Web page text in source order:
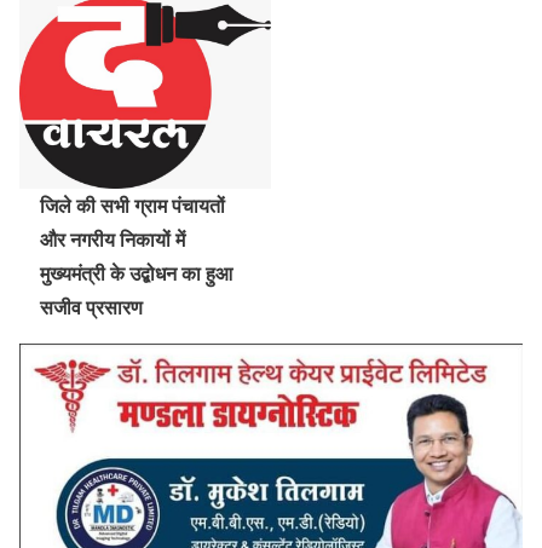
जिले की सभी ग्राम पंचायतों
और नगरीय निकायों में
मुख्यमंत्री के उद्बोधन का हुआ
सजीव प्रसारण